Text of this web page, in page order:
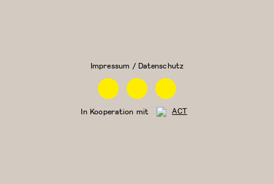
Impressum / Datenschutz
FacebookInstagramLinkedin
In Kooperation mit